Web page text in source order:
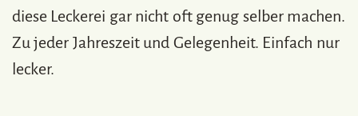
diese Leckerei gar nicht oft genug selber machen.
Zu jeder Jahreszeit und Gelegenheit. Einfach nur
lecker.